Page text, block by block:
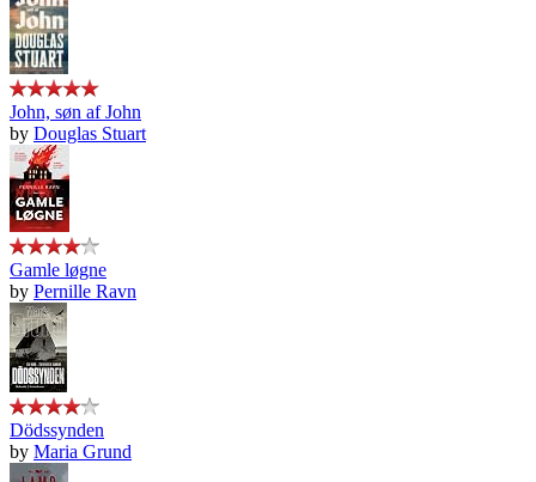
John, søn af John
by Douglas Stuart
Gamle løgne
by Pernille Ravn
Dödssynden
by Maria Grund